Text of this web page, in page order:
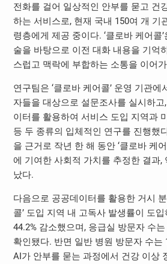
전화를 걸어 일상적인 안부를 묻고 건
하는 서비스로, 현재 국내 150여 개 기
령층에게 제공 중이다. ‘클로바 케어콜
술을 바탕으로 이전 대화 내용을 기억
스럽고 맥락에 부합하는 소통을 이어
연구팀은 ‘클로바 케어콜’ 운영 기관
자들을 대상으로 설문조사를 실시하고,
이터를 활용하여 서비스 도입 지역과
등 두 종류의 입체적인 연구를 진행했
을 근거로 작년 한 해 동안 ‘클로바 케
에 기여한 사회적 가치를 추정한 결과,
났다.
다음으로 공공데이터를 활용한 거시
콜’ 도입 지역 내 고독사 발생률이 도
44.2% 감소했으며, 응급실 방문자 수
확인됐다. 반면 일반 병원 방문자 수는
AI가 안부를 묻는 과정에서 건강 이상